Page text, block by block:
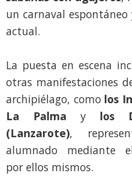
un carnaval
actual.
La puesta en escena
otras manifestaciones
archipiélago, como los
La Palma y los
(Lanzarote),
alumnado mediante
por ellos mismos.